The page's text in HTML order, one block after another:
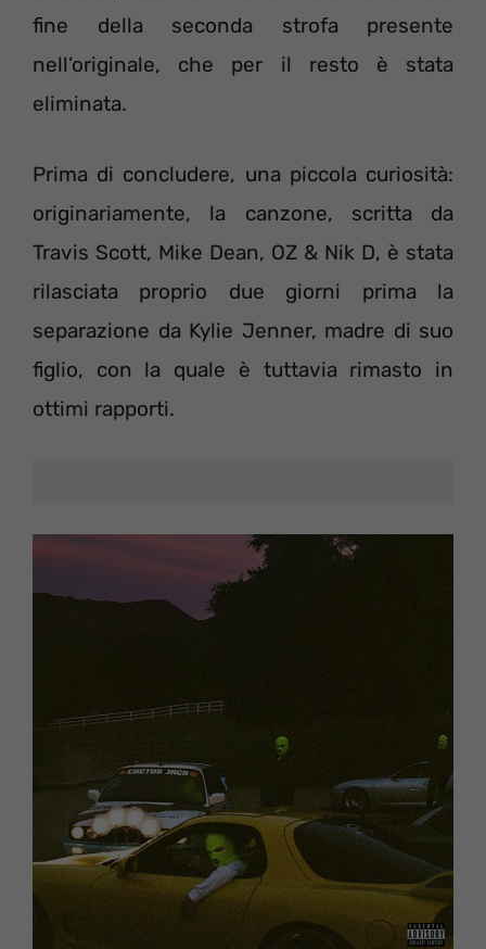
fine della seconda strofa presente
nell’originale, che per il resto è stata
eliminata.
Prima di concludere, una piccola curiosità:
originariamente, la canzone, scritta da
Travis Scott, Mike Dean, OZ & Nik D, è stata
rilasciata proprio due giorni prima la
separazione da Kylie Jenner, madre di suo
figlio, con la quale è tuttavia rimasto in
ottimi rapporti.